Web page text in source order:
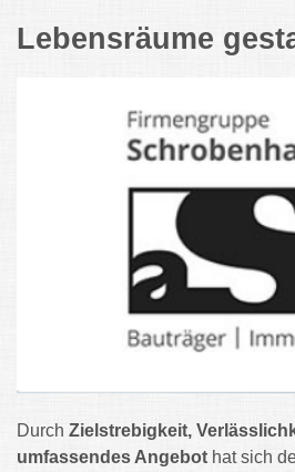
Lebensräume
Durch Zielstrebigkeit,
umfassendes Angebot hat sich